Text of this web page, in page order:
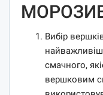
Вибір
смачного,
вершковим